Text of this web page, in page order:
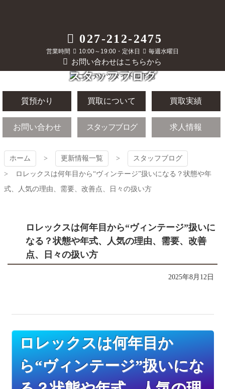
ス
ッ
質屋かんてい局
前橋店
027-212-2475
営業時間 10:00～19:00・定休日 毎週水曜日
お問い合わせはこちらから
スタッフブログ
質預かり 買取について 買取実績
お問い合わせ スタッフブログ 求人情報
ホーム 更新情報一覧 スタッフブログ
ロレックスは何年目から“ヴィンテージ”扱いになる？状態や年
式、人気の理由、需要、改善点、日々の扱い方
ロレックスは何年目から“ヴィンテージ”扱いに
なる？状態や年式、人気の理由、需要、改善
点、日々の扱い方
2025年8月12日
ロレックスは何年目か
ら“ヴィンテージ”扱いにな